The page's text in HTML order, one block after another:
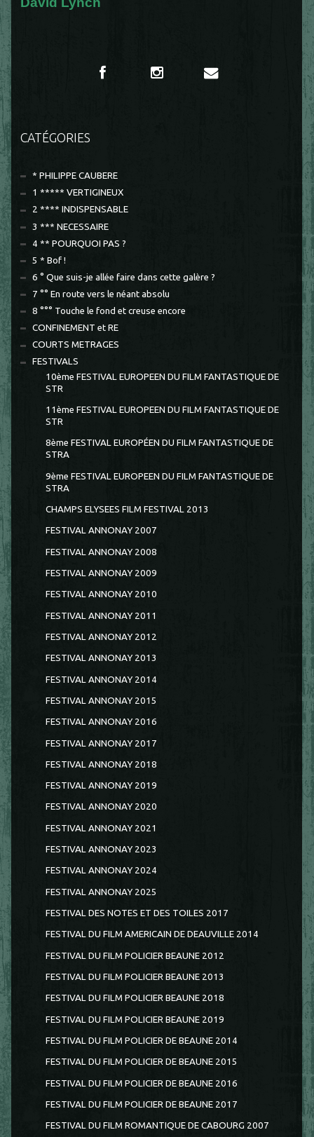
CATÉGORIES
* PHILIPPE CAUBERE
1 ***** VERTIGINEUX
2 **** INDISPENSABLE
3 *** NECESSAIRE
4 ** POURQUOI PAS ?
5 * Bof !
6 ° Que suis-je allée faire dans cette galère ?
7 °° En route vers le néant absolu
8 °°° Touche le fond et creuse encore
CONFINEMENT et RE
COURTS METRAGES
FESTIVALS
10ème FESTIVAL EUROPEEN DU FILM FANTASTIQUE DE
STR
11ème FESTIVAL EUROPEEN DU FILM FANTASTIQUE DE
STR
8ème FESTIVAL EUROPÉEN DU FILM FANTASTIQUE DE
STRA
9ème FESTIVAL EUROPEEN DU FILM FANTASTIQUE DE
STRA
CHAMPS ELYSEES FILM FESTIVAL 2013
FESTIVAL ANNONAY 2007
FESTIVAL ANNONAY 2008
FESTIVAL ANNONAY 2009
FESTIVAL ANNONAY 2010
FESTIVAL ANNONAY 2011
FESTIVAL ANNONAY 2012
FESTIVAL ANNONAY 2013
FESTIVAL ANNONAY 2014
FESTIVAL ANNONAY 2015
FESTIVAL ANNONAY 2016
FESTIVAL ANNONAY 2017
FESTIVAL ANNONAY 2018
FESTIVAL ANNONAY 2019
FESTIVAL ANNONAY 2020
FESTIVAL ANNONAY 2021
FESTIVAL ANNONAY 2023
FESTIVAL ANNONAY 2024
FESTIVAL ANNONAY 2025
FESTIVAL DES NOTES ET DES TOILES 2017
FESTIVAL DU FILM AMERICAIN DE DEAUVILLE 2014
FESTIVAL DU FILM POLICIER BEAUNE 2012
FESTIVAL DU FILM POLICIER BEAUNE 2013
FESTIVAL DU FILM POLICIER BEAUNE 2018
FESTIVAL DU FILM POLICIER BEAUNE 2019
FESTIVAL DU FILM POLICIER DE BEAUNE 2014
FESTIVAL DU FILM POLICIER DE BEAUNE 2015
FESTIVAL DU FILM POLICIER DE BEAUNE 2016
FESTIVAL DU FILM POLICIER DE BEAUNE 2017
FESTIVAL DU FILM ROMANTIQUE DE CABOURG 2007